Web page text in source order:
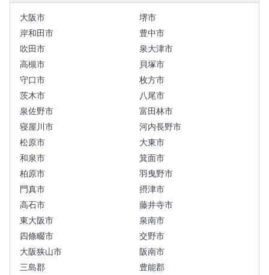
大阪市
堺市
岸和田市
豊中市
吹田市
泉大津市
高槻市
貝塚市
守口市
枚方市
茨木市
八尾市
泉佐野市
富田林市
寝屋川市
河内長野市
松原市
大東市
和泉市
箕面市
柏原市
羽曳野市
門真市
摂津市
高石市
藤井寺市
東大阪市
泉南市
四條畷市
交野市
大阪狭山市
阪南市
三島郡
豊能郡